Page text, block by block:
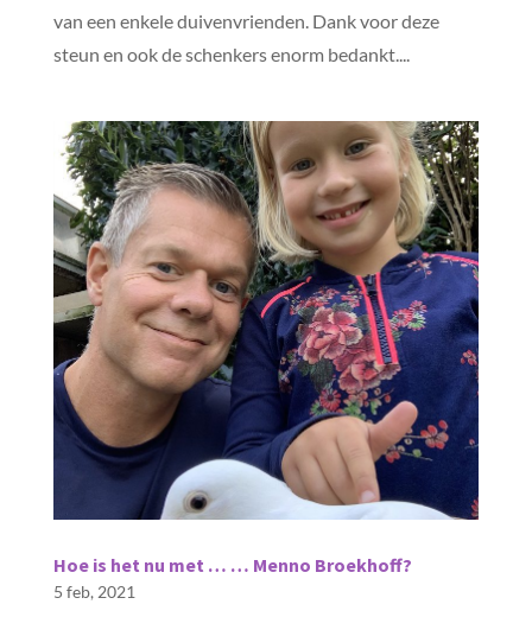
van een enkele duivenvrienden. Dank voor deze
steun en ook de schenkers enorm bedankt....
Hoe is het nu met … … Menno Broekhoff?
5 feb, 2021